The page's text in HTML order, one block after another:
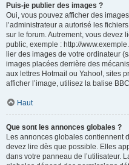
Puis-je publier des images ?
Oui, vous pouvez afficher des
l’administrateur a autorisé les
sur le forum. Autrement, vous devez
public, exemple : http://
lier des images de votre ordinateur
images placées derrière des
aux lettres Hotmail ou Yahoo!, sites
afficher l’image, utilisez la balise
Haut
Que sont les annonces globales ?
Les annonces globales contiennent
devez lire dès que possible. Elles
dans votre panneau de l’utilisateur.